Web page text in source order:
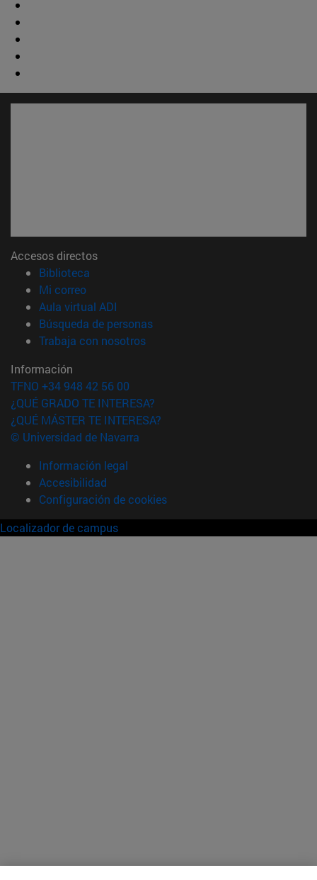
Accesos directos
Biblioteca
Mi correo(abre en nueva ventana)
Aula virtual ADI
Búsqueda de personas(abre en nueva ventana)
Trabaja con nosotros(abre en nueva ventana)
Información
TFNO +34 948 42 56 00
¿QUÉ GRADO TE INTERESA?
¿QUÉ MÁSTER TE INTERESA?
© Universidad de Navarra
Información legal
Accesibilidad
Configuración de cookies
Localizador de campus